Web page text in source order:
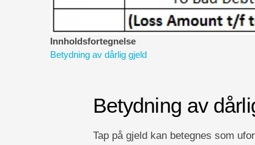
Innholdsfortegnelse
Betydning av dårlig gjeld
Betydning av
Tap på gjeld kan betegnes som